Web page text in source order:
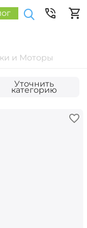
и Моторы
Уточнить
категорию